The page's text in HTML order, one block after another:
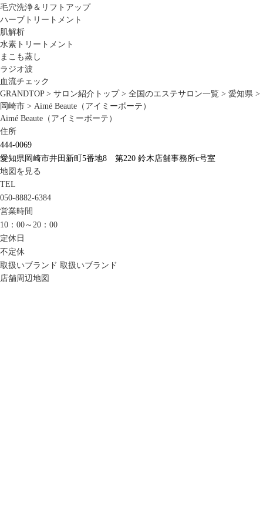
毛穴洗浄＆リフトアップ
ハーブトリートメント
肌解析
水素トリートメント
まこも蒸し
ラジオ波
血流チェック
GRANDTOP > サロン紹介トップ > 全国のエステサロン一覧 > 愛知県 >
岡崎市 > Aimé Beaute（アイミーボーテ）
Aimé Beaute（アイミーボーテ）
住所
444-0069
愛知県岡崎市井田新町5番地8 第220 鈴木店舗事務所c号室
地図を見る
TEL
050-8882-6384
営業時間
10：00～20：00
定休日
不定休
取扱いブランド 取扱いブランド
店舗周辺地図